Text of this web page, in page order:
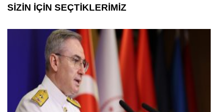
SİZİN İÇİN SEÇTİKLERİMİZ